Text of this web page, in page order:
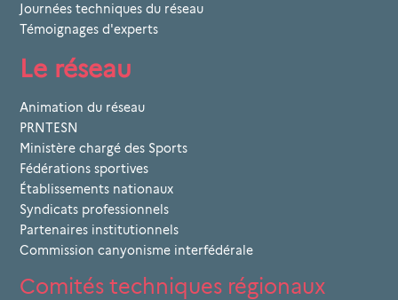
Journées techniques du réseau
Témoignages d'experts
Le réseau
Animation du réseau
PRNTESN
Ministère chargé des Sports
Fédérations sportives
Établissements nationaux
Syndicats professionnels
Partenaires institutionnels
Commission canyonisme interfédérale
Comités techniques régionaux